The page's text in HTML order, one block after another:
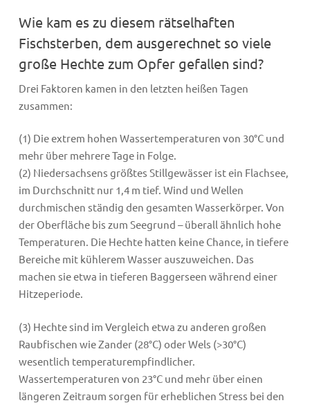
Wie kam es zu diesem rätselhaften
Fischsterben, dem ausgerechnet so viele
große Hechte zum Opfer gefallen sind?
Drei Faktoren kamen in den letzten heißen Tagen
zusammen:
(1) Die extrem hohen Wassertemperaturen von 30°C und
mehr über mehrere Tage in Folge.
(2) Niedersachsens größtes Stillgewässer ist ein Flachsee,
im Durchschnitt nur 1,4 m tief. Wind und Wellen
durchmischen ständig den gesamten Wasserkörper. Von
der Oberfläche bis zum Seegrund – überall ähnlich hohe
Temperaturen. Die Hechte hatten keine Chance, in tiefere
Bereiche mit kühlerem Wasser auszuweichen. Das
machen sie etwa in tieferen Baggerseen während einer
Hitzeperiode.
(3) Hechte sind im Vergleich etwa zu anderen großen
Raubfischen wie Zander (28°C) oder Wels (>30°C)
wesentlich temperaturempfindlicher.
Wassertemperaturen von 23°C und mehr über einen
längeren Zeitraum sorgen für erheblichen Stress bei den